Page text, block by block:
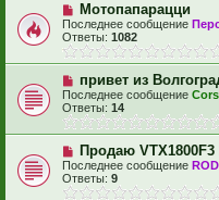
Мотопапарацци
Последнее сообщение
Ответы: 1082
привет из
Последнее сообщение
Ответы: 14
Продаю VTX1800F3
Последнее сообщение
Ответы: 9